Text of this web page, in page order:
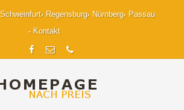
Schweinfurt Regensburg Nürnberg
Passau
Kontakt